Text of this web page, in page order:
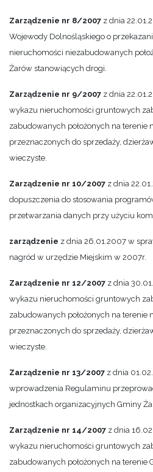
Zarządzenie nr 8/2007 z dnia
Wojewody Dolnośląskiego o
nieruchomości niezabudowanych
Żarów stanowiących drogi.
Zarządzenie nr 9/2007 z dnia
wykazu nieruchomości gruntowych
zabudowanych położonych na terenie
przeznaczonych do sprzedaży,
wieczyste.
Zarządzenie nr 10/2007 z dnia
dopuszczenia do stosowania
przetwarzania danych przy użyciu
zarządzenie z dnia 26.01.2007 w
nagród w urzędzie Miejskim w 2007r.
Zarządzenie nr 12/2007 z dnia
wykazu nieruchomości gruntowych
zabudowanych położonych na terenie
przeznaczonych do sprzedaży,
wieczyste.
Zarządzenie nr 13/2007 z dnia
wprowadzenia Regulaminu
jednostkach organizacyjnych Gminy
Zarządzenie nr 14/2007 z dnia
wykazu nieruchomości gruntowych
zabudowanych położonych na terenie